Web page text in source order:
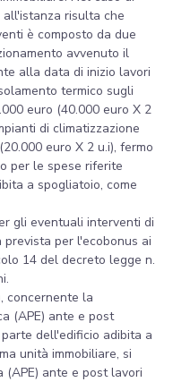
risulta che
è composto da due
avvenuto il
alla data di inizio lavori
termico sugli
euro (40.000 euro X 2
di climatizzazione
euro X 2 u.i), fermo
per le spese riferite
a spogliatoio, come
gli eventuali interventi di
per l'ecobonus ai
14 del decreto legge n.
concernente la
(APE) ante e post
dell'edificio adibita a
unità immobiliare, si
ante e post lavori